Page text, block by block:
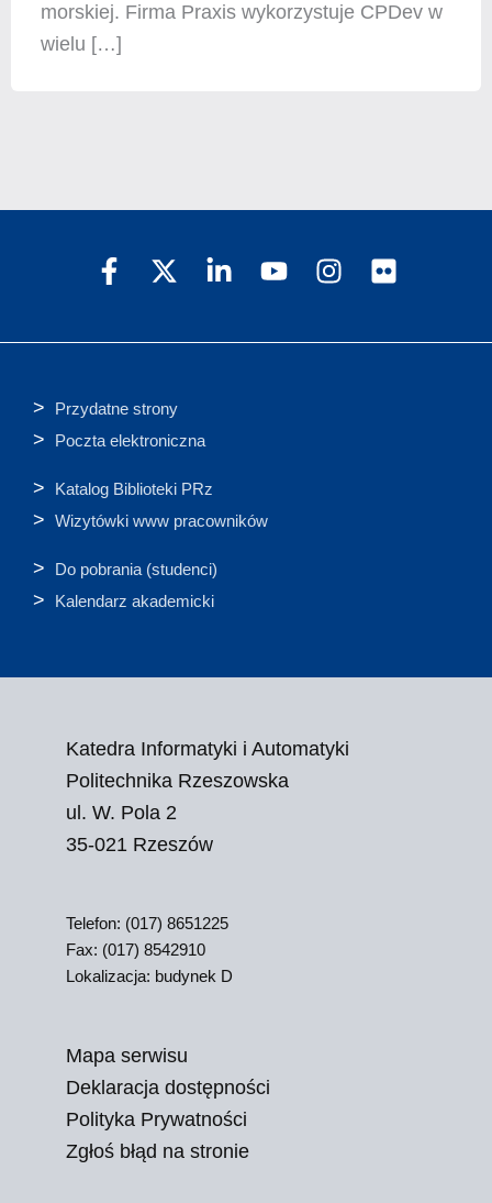
morskiej. Firma Praxis wykorzystuje CPDev w
wielu […]
Przydatne strony
Poczta elektroniczna
Katalog Biblioteki PRz
Wizytówki www pracowników
Do pobrania (studenci)
Kalendarz akademicki
Katedra Informatyki i Automatyki
Politechnika Rzeszowska
ul. W. Pola 2
35-021 Rzeszów
Telefon: (017) 8651225
Fax: (017) 8542910
Lokalizacja: budynek D
Mapa serwisu
Deklaracja dostępności
Polityka Prywatności
Zgłoś błąd na stronie